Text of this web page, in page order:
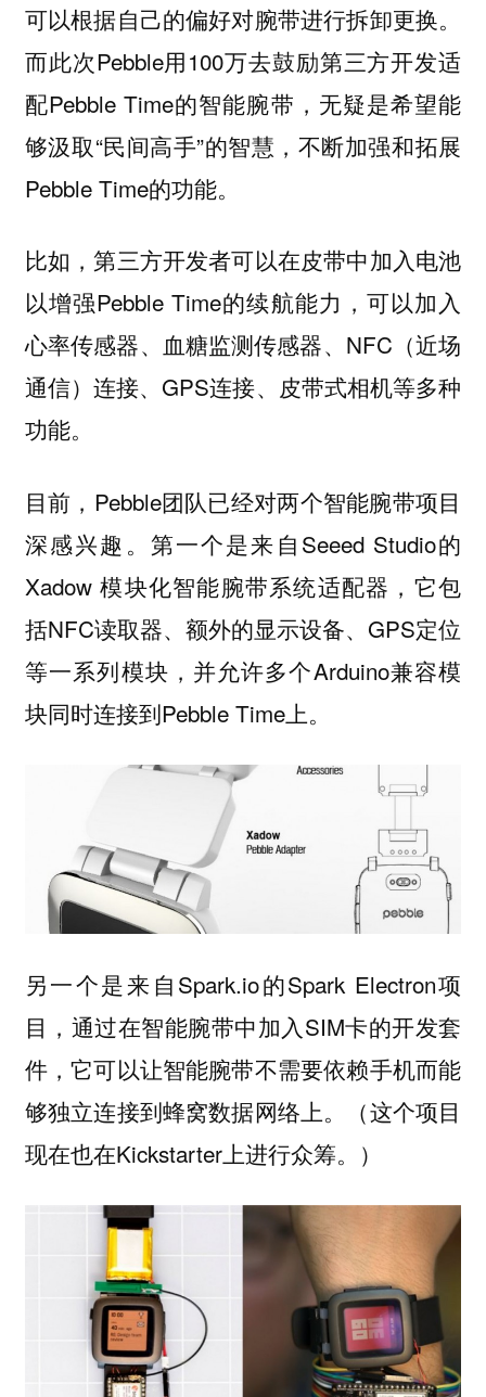
可以根据自己的偏好对腕带进行拆卸更换。
而此次Pebble用100万去鼓励第三方开发适
配Pebble Time的智能腕带，无疑是希望能
够汲取“民间高手”的智慧，不断加强和拓展
Pebble Time的功能。
比如，第三方开发者可以在皮带中加入电池
以增强Pebble Time的续航能力，可以加入
心率传感器、血糖监测传感器、NFC（近场
通信）连接、GPS连接、皮带式相机等多种
功能。
目前，Pebble团队已经对两个智能腕带项目
深感兴趣。第一个是来自Seeed Studio的
Xadow 模块化智能腕带系统适配器，它包
括NFC读取器、额外的显示设备、GPS定位
等一系列模块，并允许多个Arduino兼容模
块同时连接到Pebble Time上。
另一个是来自Spark.io的Spark Electron项
目，通过在智能腕带中加入SIM卡的开发套
件，它可以让智能腕带不需要依赖手机而能
够独立连接到蜂窝数据网络上。（这个项目
现在也在Kickstarter上进行众筹。）